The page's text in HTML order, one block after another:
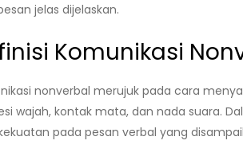
jelas dijelaskan.
Komunikasi
nonverbal merujuk pada cara
wajah, kontak mata, dan nada suara.
pada pesan verbal yang